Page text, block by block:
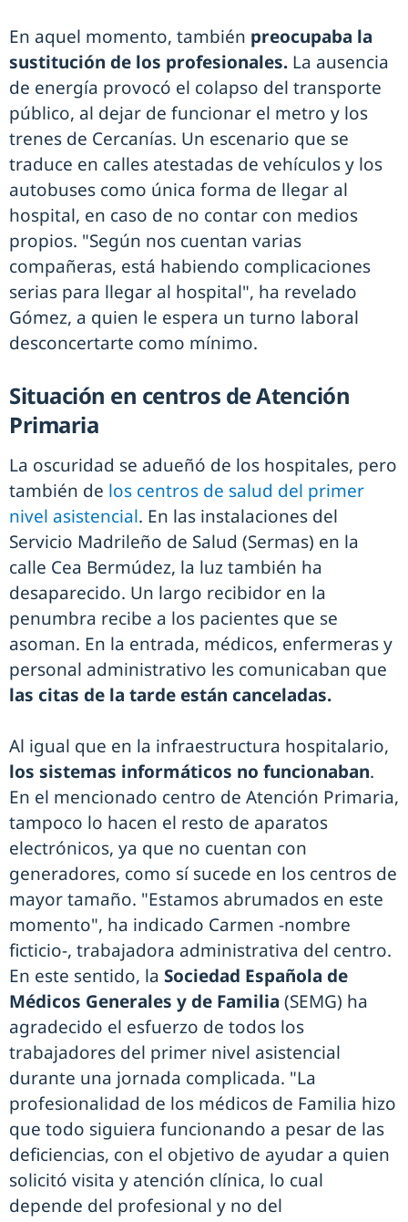
En aquel momento, también preocupaba la
sustitución de los profesionales. La ausencia
de energía provocó el colapso del transporte
público, al dejar de funcionar el metro y los
trenes de Cercanías. Un escenario que se
traduce en calles atestadas de vehículos y los
autobuses como única forma de llegar al
hospital, en caso de no contar con medios
propios. "Según nos cuentan varias
compañeras, está habiendo complicaciones
serias para llegar al hospital", ha revelado
Gómez, a quien le espera un turno laboral
desconcertarte como mínimo.
Situación en centros de Atención
Primaria
La oscuridad se adueñó de los hospitales, pero
también de los centros de salud del primer
nivel asistencial. En las instalaciones del
Servicio Madrileño de Salud (Sermas) en la
calle Cea Bermúdez, la luz también ha
desaparecido. Un largo recibidor en la
penumbra recibe a los pacientes que se
asoman. En la entrada, médicos, enfermeras y
personal administrativo les comunicaban que
las citas de la tarde están canceladas.
Al igual que en la infraestructura hospitalario,
los sistemas informáticos no funcionaban.
En el mencionado centro de Atención Primaria,
tampoco lo hacen el resto de aparatos
electrónicos, ya que no cuentan con
generadores, como sí sucede en los centros de
mayor tamaño. "Estamos abrumados en este
momento", ha indicado Carmen -nombre
ficticio-, trabajadora administrativa del centro.
En este sentido, la Sociedad Española de
Médicos Generales y de Familia (SEMG) ha
agradecido el esfuerzo de todos los
trabajadores del primer nivel asistencial
durante una jornada complicada. "La
profesionalidad de los médicos de Familia hizo
que todo siguiera funcionando a pesar de las
deficiencias, con el objetivo de ayudar a quien
solicitó visita y atención clínica, lo cual
depende del profesional y no del